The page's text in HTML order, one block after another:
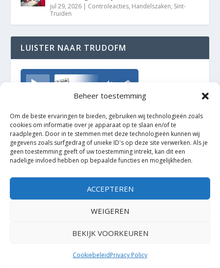
Beheer toestemming
Om de beste ervaringen te bieden, gebruiken wij technologieën zoals
cookies om informatie over je apparaat op te slaan en/of te
raadplegen. Door in te stemmen met deze technologieën kunnen wij
gegevens zoals surfgedrag of unieke ID's op deze site verwerken. Als je
geen toestemming geeft of uw toestemming intrekt, kan dit een
nadelige invloed hebben op bepaalde functies en mogelijkheden.
ACCEPTEREN
WEIGEREN
BEKIJK VOORKEUREN
CookiebeleidPrivacy Policy
jul 29, 2026 | Controleacties, Handelszaken, Sint-
Truiden
LUISTER NAAR TRUDOFM
TrudoFM
Elegant Themes| Mogelijk gemaakt door